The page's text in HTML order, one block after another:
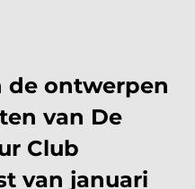
de ontwerpen
van De
Club
van januari